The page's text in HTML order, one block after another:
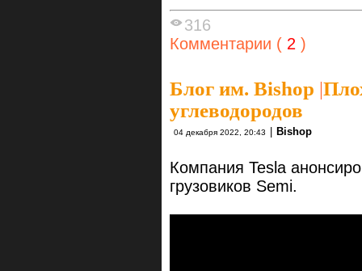
316
Комментарии ( 2 )
Блог им. Bishop |
углеводородов
04 декабря 2022, 20:43 Bishop
Компания Tesla
грузовиков Semi.